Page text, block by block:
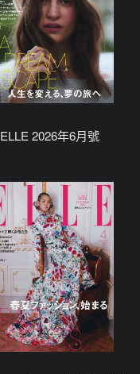
ELLE 2026年6月號